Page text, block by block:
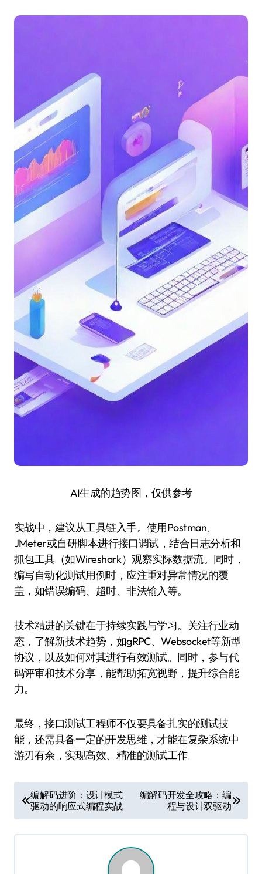
AI生成的趋势图，仅供参考
实战中，建议从工具链入手。使用Postman、
JMeter或自研脚本进行接口调试，结合日志分析和
抓包工具（如Wireshark）观察实际数据流。同时，
编写自动化测试用例时，应注重对异常情况的覆
盖，如错误编码、超时、非法输入等。
技术精进的关键在于持续实践与学习。关注行业动
态，了解新技术趋势，如gRPC、Websocket等新型
协议，以及如何对其进行有效测试。同时，参与代
码评审和技术分享，能帮助拓宽视野，提升综合能
力。
最终，接口测试工程师不仅要具备扎实的测试技
能，还需具备一定的开发思维，才能在复杂系统中
游刃有余，实现高效、精准的测试工作。
章
导
编解码进阶：设计模式
驱动的响应式编程实战
编解码开发全攻略：编
程与设计双驱动